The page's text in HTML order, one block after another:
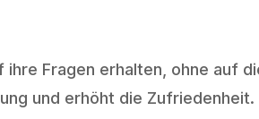
Fragen erhalten, ohne auf
und erhöht die Zufriedenheit.